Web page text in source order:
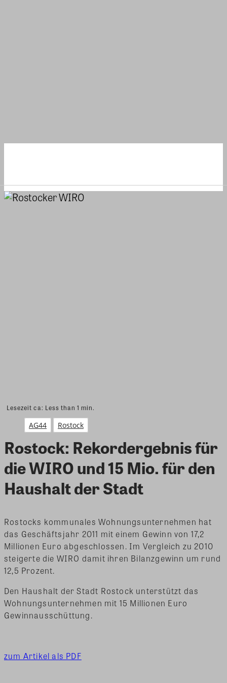
Lesezeit ca: Less than 1 min.
AG44 Rostock
Rostock: Rekordergebnis für
die WIRO und 15 Mio. für den
Haushalt der Stadt
Rostocks kommunales Wohnungsunternehmen hat
das Geschäftsjahr 2011 mit einem Gewinn von 17,2
Millionen Euro abgeschlossen. Im Vergleich zu 2010
steigerte die WIRO damit ihren Bilanzgewinn um rund
12,5 Prozent.
Den Haushalt der Stadt Rostock unterstützt das
Wohnungsunternehmen mit 15 Millionen Euro
Gewinnausschüttung.
zum Artikel als PDF